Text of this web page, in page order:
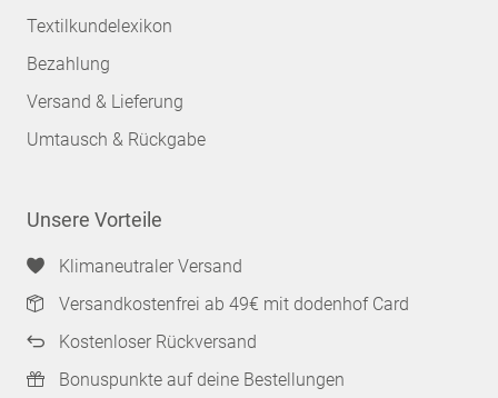
Textilkundelexikon
Bezahlung
Versand & Lieferung
Umtausch & Rückgabe
Unsere Vorteile
Klimaneutraler Versand
Versandkostenfrei ab 49€ mit dodenhof Card
Kostenloser Rückversand
Bonuspunkte auf deine Bestellungen